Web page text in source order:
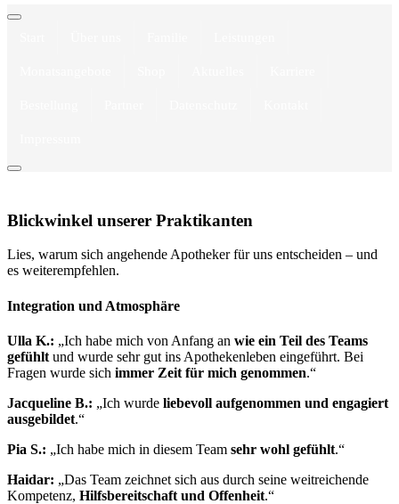
Blickwinkel unserer Praktikanten
Lies, warum sich angehende Apotheker für uns entscheiden – und
es weiterempfehlen.
Integration und Atmosphäre
Ulla K.: „Ich habe mich von Anfang an wie ein Teil des Teams
gefühlt und wurde sehr gut ins Apothekenleben eingeführt. Bei
Fragen wurde sich immer Zeit für mich genommen.“
Jacqueline B.: „Ich wurde liebevoll aufgenommen und engagiert
ausgebildet.“
Pia S.: „Ich habe mich in diesem Team sehr wohl gefühlt.“
Haidar: „Das Team zeichnet sich aus durch seine weitreichende
Kompetenz, Hilfsbereitschaft und Offenheit.“